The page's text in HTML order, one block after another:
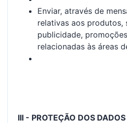
Enviar, através de
relativas aos produtos,
publicidade,
relacionadas às áreas
III - PROTEÇÃO DOS